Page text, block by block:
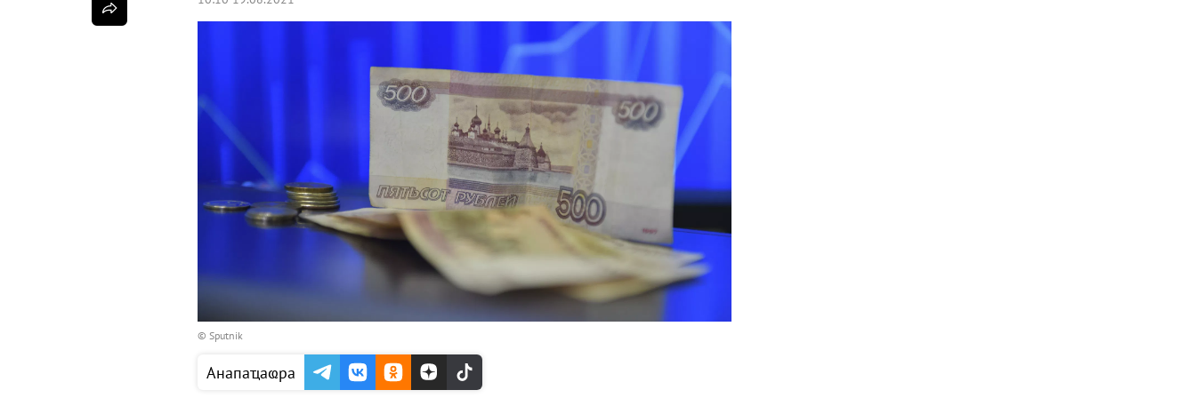
© Sputnik
Анапаҵаҩра